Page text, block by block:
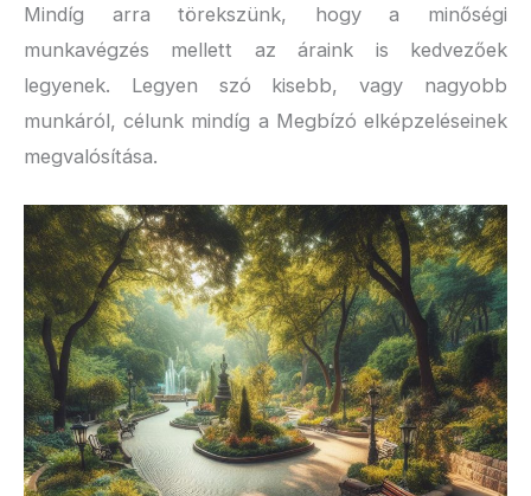
Mindíg arra törekszünk, hogy a minőségi
munkavégzés mellett az áraink is kedvezőek
legyenek. Legyen szó kisebb, vagy nagyobb
munkáról, célunk mindíg a Megbízó elképzeléseinek
megvalósítása.